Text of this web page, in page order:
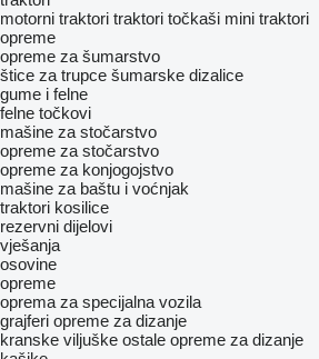
motorni traktori traktori točkaši mini traktori
opreme
opreme za šumarstvo
štice za trupce šumarske dizalice
gume i felne
felne točkovi
mašine za stočarstvo
opreme za stočarstvo
opreme za konjogojstvo
mašine za baštu i voćnjak
traktori kosilice
rezervni dijelovi
vješanja
osovine
opreme
oprema za specijalna vozila
grajferi opreme za dizanje
kranske viljuške ostale opreme za dizanje